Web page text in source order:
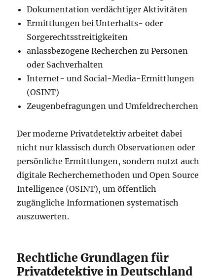
Dokumentation verdächtiger Aktivitäten
Ermittlungen bei Unterhalts- oder
Sorgerechtsstreitigkeiten
anlassbezogene Recherchen zu Personen
oder Sachverhalten
Internet- und Social-Media-Ermittlungen
(OSINT)
Zeugenbefragungen und Umfeldrecherchen
Der moderne Privatdetektiv arbeitet dabei
nicht nur klassisch durch Observationen oder
persönliche Ermittlungen, sondern nutzt auch
digitale Recherchemethoden und Open Source
Intelligence (OSINT), um öffentlich
zugängliche Informationen systematisch
auszuwerten.
Rechtliche Grundlagen für
Privatdetektive in Deutschland